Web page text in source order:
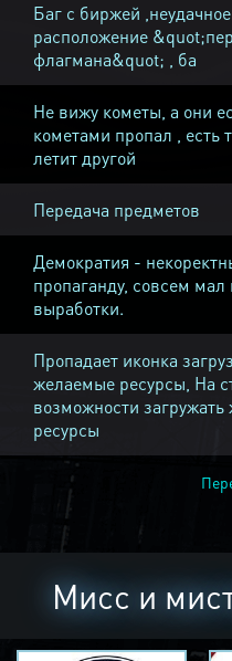
Баг с биржей ,неудачное
расположение
флагмана&quot; , ба
Не вижу кометы, а они
кометами пропал , есть
летит другой
Передача предметов
Демократия -
пропаганду, совсем мал
выработки.
Пропадает иконка
желаемые ресурсы, На
возможности
ресурсы
Мисс и